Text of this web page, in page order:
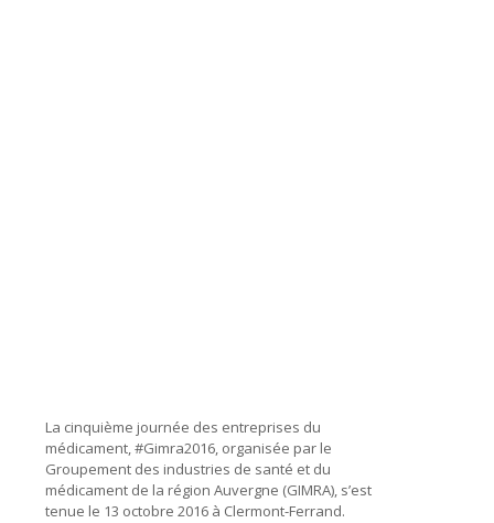
La cinquième journée des entreprises du
médicament, #Gimra2016, organisée par le
Groupement des industries de santé et du
médicament de la région Auvergne (GIMRA), s’est
tenue le 13 octobre 2016 à Clermont-Ferrand.